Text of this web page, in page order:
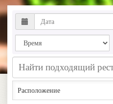
Расположение